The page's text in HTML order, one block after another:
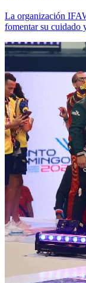
La organización
fomentar su cuidado